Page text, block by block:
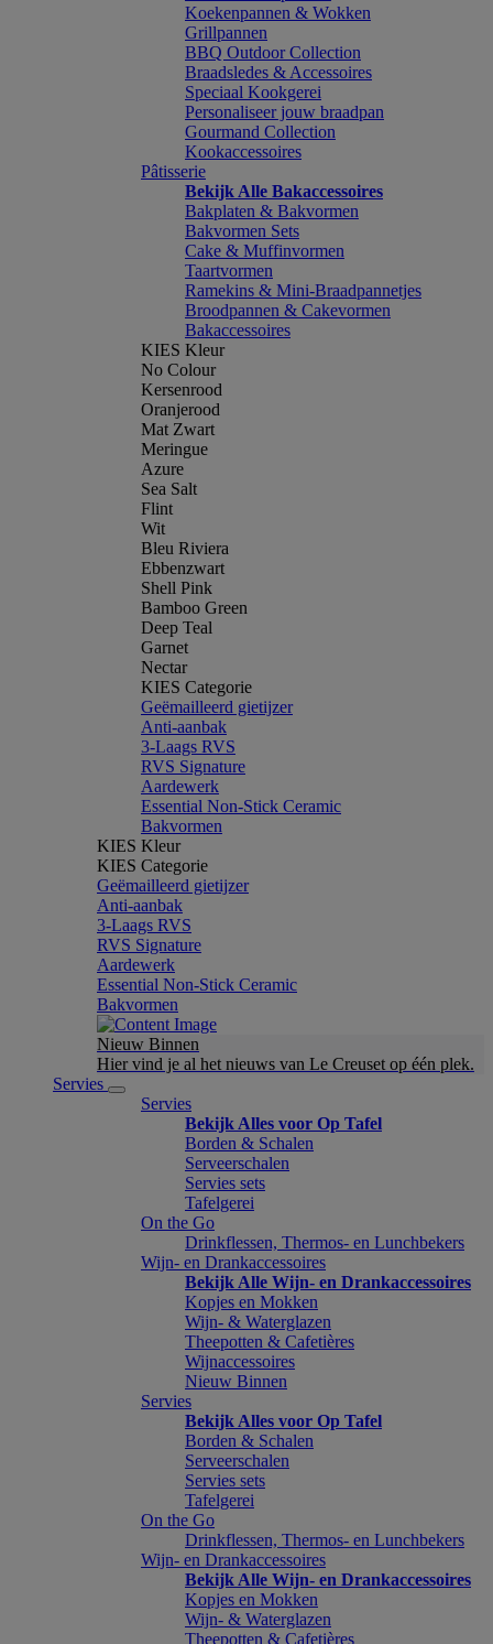
Koekenpannen & Wokken
Grillpannen
BBQ Outdoor Collection
Braadsledes & Accessoires
Speciaal Kookgerei
Personaliseer jouw braadpan
Gourmand Collection
Kookaccessoires
Pâtisserie
Bekijk Alle Bakaccessoires
Bakplaten & Bakvormen
Bakvormen Sets
Cake & Muffinvormen
Taartvormen
Ramekins & Mini-Braadpannetjes
Broodpannen & Cakevormen
Bakaccessoires
KIES Kleur
No Colour
Kersenrood
Oranjerood
Mat Zwart
Meringue
Azure
Sea Salt
Flint
Wit
Bleu Riviera
Ebbenzwart
Shell Pink
Bamboo Green
Deep Teal
Garnet
Nectar
KIES Categorie
Geëmailleerd gietijzer
Anti-aanbak
3-Laags RVS
RVS Signature
Aardewerk
Essential Non-Stick Ceramic
Bakvormen
KIES Kleur
KIES Categorie
Geëmailleerd gietijzer
Anti-aanbak
3-Laags RVS
RVS Signature
Aardewerk
Essential Non-Stick Ceramic
Bakvormen
Nieuw Binnen
Hier vind je al het nieuws van Le Creuset op één plek.
Servies
Servies
Bekijk Alles voor Op Tafel
Borden & Schalen
Serveerschalen
Servies sets
Tafelgerei
On the Go
Drinkflessen, Thermos- en Lunchbekers
Wijn- en Drankaccessoires
Bekijk Alle Wijn- en Drankaccessoires
Kopjes en Mokken
Wijn- & Waterglazen
Theepotten & Cafetières
Wijnaccessoires
Nieuw Binnen
Servies
Bekijk Alles voor Op Tafel
Borden & Schalen
Serveerschalen
Servies sets
Tafelgerei
On the Go
Drinkflessen, Thermos- en Lunchbekers
Wijn- en Drankaccessoires
Bekijk Alle Wijn- en Drankaccessoires
Kopjes en Mokken
Wijn- & Waterglazen
Theepotten & Cafetières